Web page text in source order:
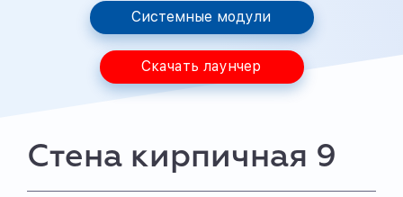
Системные модули
Скачать лаунчер
Стена кирпичная 9